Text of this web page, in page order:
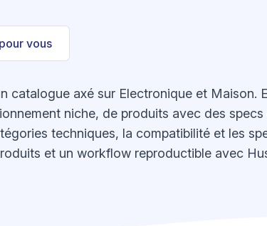
vous
catalogue axé sur Electronique et Maison.
niche, de produits avec des specs
techniques, la compatibilité et les
et un workflow reproductible avec